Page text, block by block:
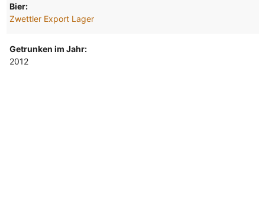
Bier:
Zwettler Export Lager
Getrunken im Jahr:
2012